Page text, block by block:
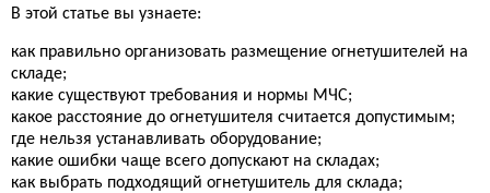
В этой статье вы узнаете:
как правильно организовать размещение огнетушителей на
складе;
какие существуют требования и нормы МЧС;
какое расстояние до огнетушителя считается допустимым;
где нельзя устанавливать оборудование;
какие ошибки чаще всего допускают на складах;
как выбрать подходящий огнетушитель для склада;